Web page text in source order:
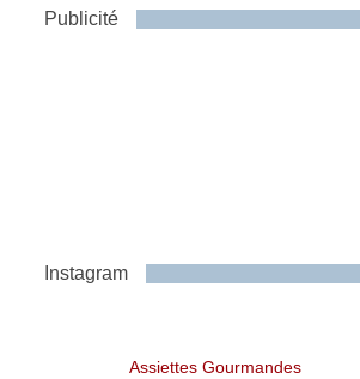
Publicité
Instagram
Assiettes Gourmandes